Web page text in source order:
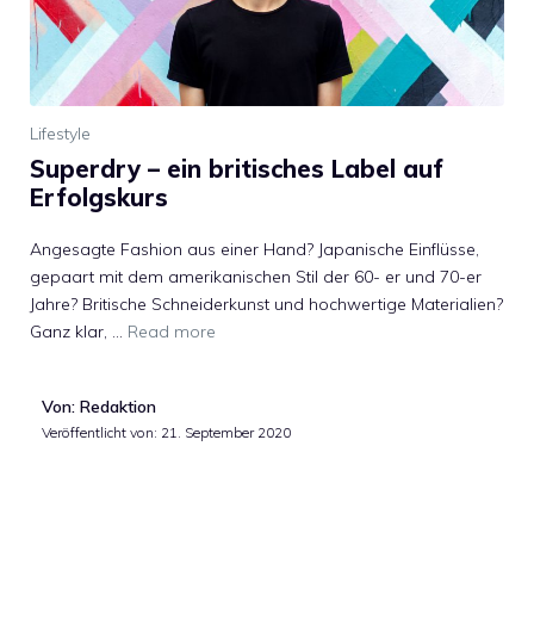
Lifestyle
Superdry – ein britisches Label auf
Erfolgskurs
Angesagte Fashion aus einer Hand? Japanische Einflüsse,
gepaart mit dem amerikanischen Stil der 60- er und 70-er
Jahre? Britische Schneiderkunst und hochwertige Materialien?
Ganz klar, … Read more
Von: Redaktion
Veröffentlicht von: 21. September 2020